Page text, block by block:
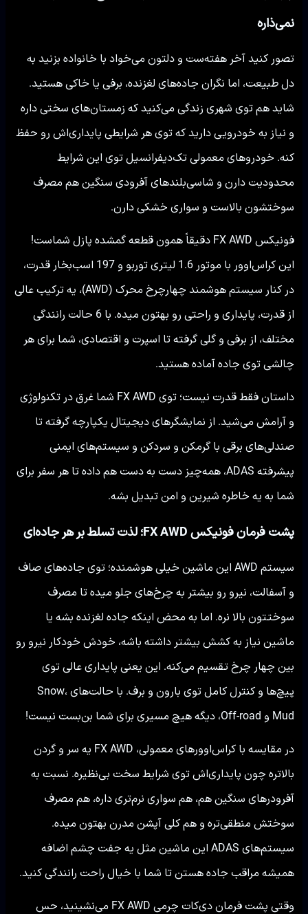
نمی‌ذاره
تصور کنید آخر هفته‌ست و دلتون می‌خواد با خانواده بزنید به
دل طبیعت، اما نگران جاده‌های لغزنده، برفی یا خاکی هستید.
شاید هم توی شهری زندگی می‌کنید که زمستان‌های سختی داره
و نیاز به خودرویی دارید که توی هر شرایطی پایداری‌اش رو حفظ
کنه. خودروهای معمولی تک‌دیفرانسیل توی این شرایط
محدودیت دارن و شاسی‌بلندهای آفرودی سنگین هم مصرف
سوختشون بالاست و سواری خشکی دارن.
فونیکس FX AWD دقیقاً همون قطعه گمشده پازل شماست!
این کراس‌اوور با موتور 1.6 لیتری توربو و 197 اسب‌بخار قدرت،
در کنار سیستم هوشمند چهارچرخ محرک (AWD)، یه ترکیب عالی
از قدرت، پایداری و راحتی رو بهتون میده. با 6 حالت رانندگی
مختلف، از برفی و گلی گرفته تا اسپرت و اقتصادی، شما برای هر
چالشی توی جاده آماده هستید.
داستان فقط قدرت نیست؛ توی FX AWD شما غرق در تکنولوژی
و آرامش می‌شید. از نمایشگرهای دیجیتال یکپارچه گرفته تا
صندلی‌های برقی با گرمکن و سردکن و سیستم‌های ایمنی
پیشرفته ADAS، همه‌چیز دست به دست هم داده تا هر سفر برای
شما به یه خاطره شیرین و امن تبدیل بشه.
پشت فرمان فونیکس FX AWD؛ لذت تسلط بر هر جاده‌ای
سیستم AWD این ماشین خیلی هوشمنده؛ توی جاده‌های صاف
و آسفالت، نیرو رو بیشتر به چرخ‌های جلو میده تا مصرف
سوختتون بالا نره. اما به محض اینکه جاده لغزنده بشه یا
ماشین نیاز به کشش بیشتر داشته باشه، خودش خودکار نیرو رو
بین چهار چرخ تقسیم می‌کنه. این یعنی پایداری عالی توی
پیچ‌ها و کنترل کامل توی بارون و برف. با حالت‌های Snow،
Mud و Off-road، دیگه هیچ مسیری برای شما بن‌بست نیست!
در مقایسه با کراس‌اوورهای معمولی، FX AWD یه سر و گردن
بالاتره چون پایداری‌اش توی شرایط سخت بی‌نظیره. نسبت به
آفرودرهای سنگین هم، هم سواری نرم‌تری داره، هم مصرف
سوختش منطقی‌تره و هم کلی آپشن مدرن بهتون میده.
سیستم‌های ADAS این ماشین مثل یه جفت چشم اضافه
همیشه مراقب جاده هستن تا شما با خیال راحت رانندگی کنید.
وقتی پشت فرمان دی‌کات چرمی FX AWD می‌نشینید، حس